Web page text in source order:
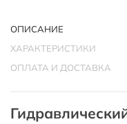
ОПИСАНИЕ
ХАРАКТЕРИСТИКИ
ОПЛАТА И ДОСТАВКА